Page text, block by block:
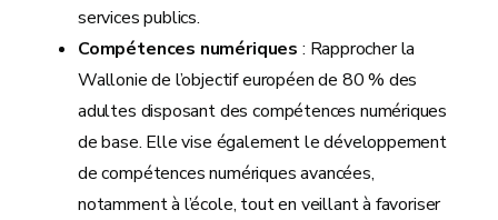
services publics.
Compétences numériques : Rapprocher la
Wallonie de l’objectif européen de 80 % des
adultes disposant des compétences numériques
de base. Elle vise également le développement
de compétences numériques avancées,
notamment à l’école, tout en veillant à favoriser